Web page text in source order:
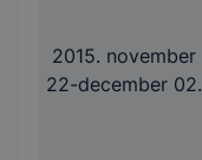
2015. november
22-december 02.